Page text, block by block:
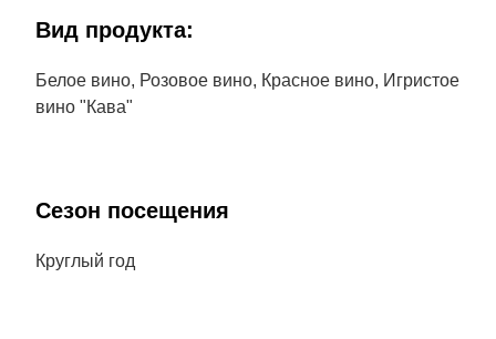
Bид продукта:
Белое вино, Розовое вино, Красное вино, Игристое
вино "Кава"
Сезон посещения
Круглый год